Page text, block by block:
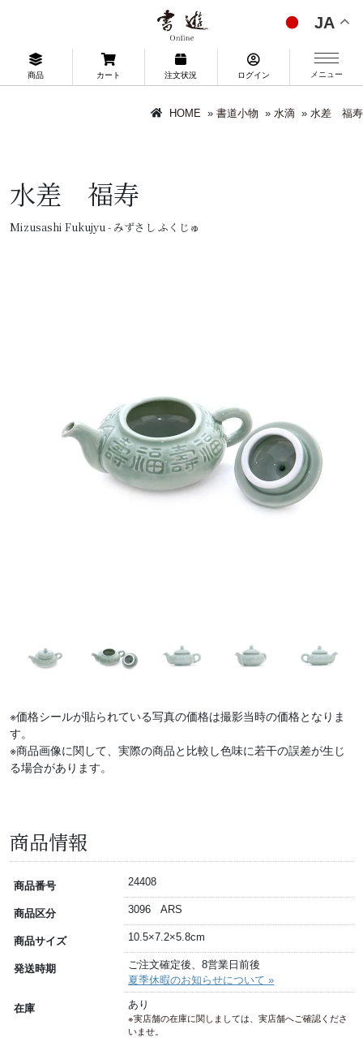
JA
商品 カート 注文状況 ログイン メニュー
HOME » 書道小物 » 水滴 » 水差 福寿
水差 福寿
Mizusashi Fukujyu - みずさし ふくじゅ
※価格シールが貼られている写真の価格は撮影当時の価格となりま
す。
※商品画像に関して、実際の商品と比較し色味に若干の誤差が生じ
る場合があります。
商品情報
商品番号 24408
商品区分 3096 ARS
商品サイズ 10.5×7.2×5.8cm
発送時期
ご注文確定後、8営業日前後
夏季休暇のお知らせについて »
在庫 あり
※実店舗の在庫に関しましては、実店舗へご確認くださ
いませ。